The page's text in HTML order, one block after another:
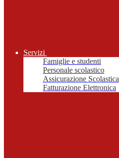
Servizi
Famiglie e studenti
Personale scolastico
Assicurazione Scolastica
Fatturazione Elettronica